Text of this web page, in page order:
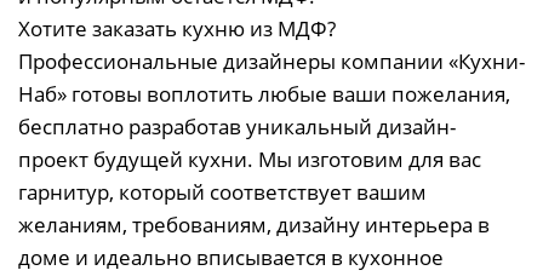
Хотите заказать кухню из МДФ?
Профессиональные дизайнеры компании «Кухни-
Наб» готовы воплотить любые ваши пожелания,
бесплатно разработав уникальный дизайн-
проект будущей кухни. Мы изготовим для вас
гарнитур, который соответствует вашим
желаниям, требованиям, дизайну интерьера в
доме и идеально вписывается в кухонное